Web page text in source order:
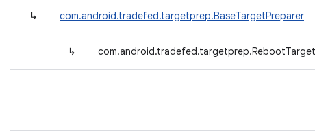
↳ com.android.tradefed.targetprep.BaseTargetPreparer
↳